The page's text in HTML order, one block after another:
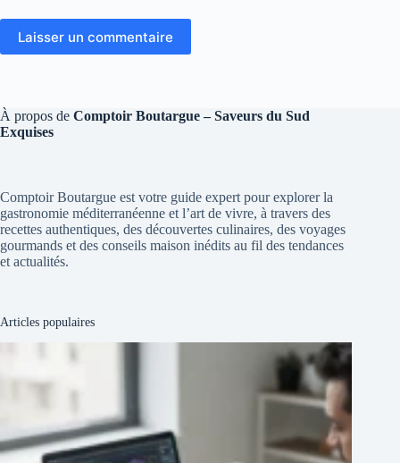
Laisser un commentaire
À propos de Comptoir Boutargue – Saveurs du Sud
Exquises
Comptoir Boutargue est votre guide expert pour explorer la
gastronomie méditerranéenne et l’art de vivre, à travers des
recettes authentiques, des découvertes culinaires, des voyages
gourmands et des conseils maison inédits au fil des tendances
et actualités.
Articles populaires